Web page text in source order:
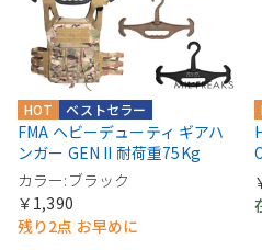
ベストセラー
HOT
FMA ヘビーデューティ ギアハ
ンガー GEN II 耐荷重75Kg
カラー:ブラック
￥1,390
残り2点 お早めに